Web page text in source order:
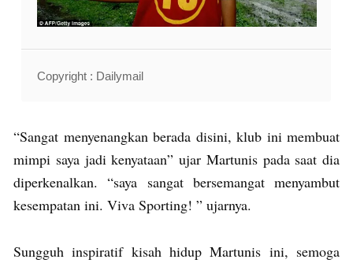
Copyright : Dailymail
“Sangat menyenangkan berada disini, klub ini membuat
mimpi saya jadi kenyataan” ujar Martunis pada saat dia
diperkenalkan. “saya sangat bersemangat menyambut
kesempatan ini. Viva Sporting! ” ujarnya.
Sungguh inspiratif kisah hidup Martunis ini, semoga